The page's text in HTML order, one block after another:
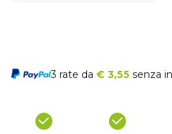
3 rate da € 3,55 senza